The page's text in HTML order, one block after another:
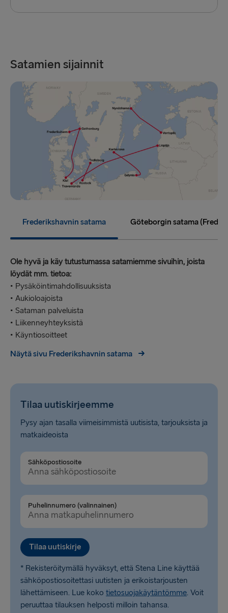
Satamien sijainnit
Frederikshavnin satama Göteborgin satama
Ole hyvä ja käy tutustumassa satamiemme sivuihin, joista
löydät mm. tietoa:
• Pysäköintimahdollisuuksista
• Aukioloajoista
• Sataman palveluista
• Liikenneyhteyksistä
• Käyntiosoitteet
Näytä sivu Frederikshavnin satama
Tilaa uutiskirjeemme
Pysy ajan tasalla viimeisimmistä uutisista, tarjouksista ja
matkaideoista
Sähköpostiosoite
Puhelinnumero (valinnainen)
Tilaa uutiskirje
* Rekisteröitymällä hyväksyt, että Stena Line käyttää
sähköpostiosoitettasi uutisten ja erikoistarjousten
lähettämiseen. Lue koko tietosuojakäytäntömme. Voit
peruuttaa tilauksen helposti milloin tahansa.